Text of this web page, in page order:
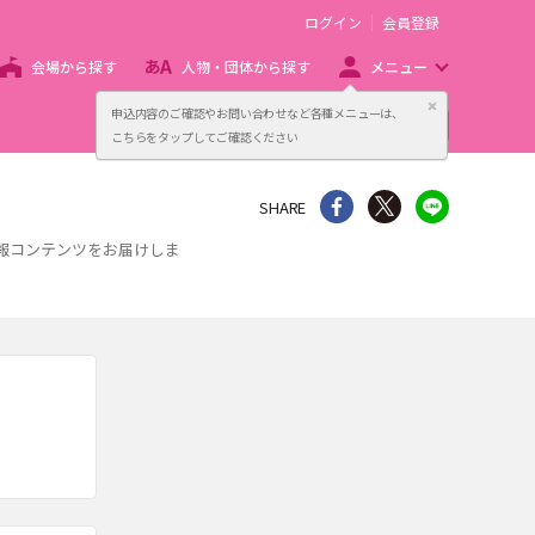
申込内容のご確認やお問い合わせなど各種メニューは、
こちらをタップしてご確認ください
閉じる
ログイン 会員登録
会場から探す 人物・団体から探す メニュー
主催者向け販売サービス
コンテンツをお届けしま
SHARE シェア Twitter